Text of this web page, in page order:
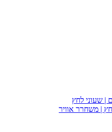
| שעוני לחץ
| משחרר אוויר